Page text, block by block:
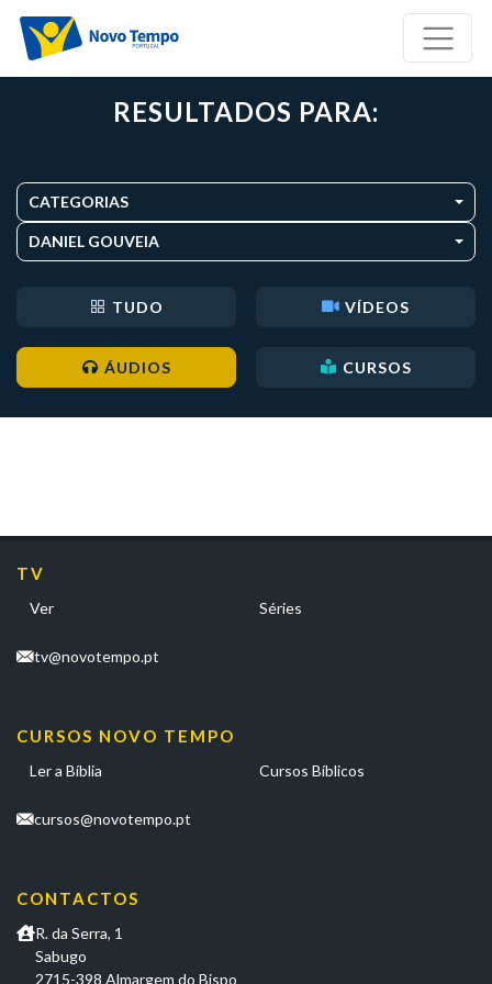
RESULTADOS PARA:
CATEGORIAS
DANIEL GOUVEIA
TUDO VÍDEOS
ÁUDIOS CURSOS
TV
Ver Séries
tv@novotempo.pt
CURSOS NOVO TEMPO
Ler a Bíblia Cursos Bíblicos
cursos@novotempo.pt
CONTACTOS
R. da Serra, 1
Sabugo
2715-398 Almargem do Bispo